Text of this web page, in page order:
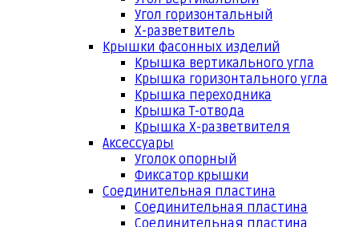
Угол горизонтальный
Х-разветвитель
Крышки фасонных изделий
Крышка вертикального угла
Крышка горизонтального угла
Крышка переходника
Крышка Т-отвода
Крышка Х-разветвителя
Аксессуары
Уголок опорный
Фиксатор крышки
Соединительная пластина
Соединительная пластина
Соединительная пластина